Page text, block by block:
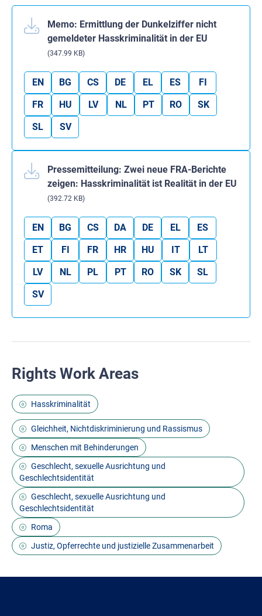
Memo: Ermittlung der Dunkelziffer nicht
gemeldeter Hasskriminalität in der EU
(347.99 KB)
EN BG CS DE EL ES
FI
FR
HU LV NL PT RO
SK
SL
SV
Pressemitteilung: Zwei neue FRA-Berichte
zeigen: Hasskriminalität ist Realität in der EU
(392.72 KB)
EN BG CS DA DE EL
ES
ET
FI FR HR HU IT
LT
LV
NL PL PT RO SK
SL
SV
Rights Work Areas
Hasskriminalität
Gleichheit, Nichtdiskriminierung und Rassismus
Menschen mit Behinderungen
Geschlecht, sexuelle Ausrichtung und
Geschlechtsidentität
Geschlecht, sexuelle Ausrichtung und
Geschlechtsidentität
Roma
Justiz, Opferrechte und justizielle Zusammenarbeit